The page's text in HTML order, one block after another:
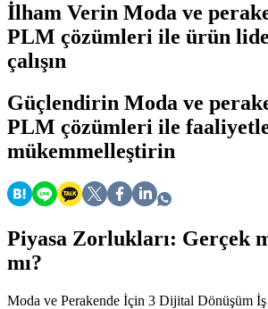
İlham Verin Moda ve
PLM çözümleri ile ürün
çalışın
Güçlendirin Moda ve
PLM çözümleri ile
mükemmelleştirin
Piyasa Zorlukları: Gerçek
mı?
Moda ve Perakende İçin 3 Dijital Dönüşüm İş